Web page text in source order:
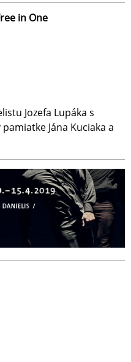
in One
Jozefa Lupáka s
Jána Kuciaka a